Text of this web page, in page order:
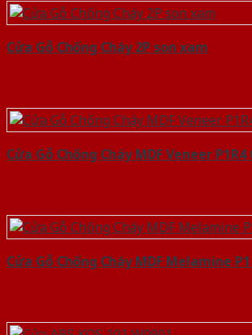
Cửa Gỗ Chống Cháy 2P son xam
Cửa Gỗ Chống Cháy MDF Veneer P1R4
Cửa Gỗ Chống Cháy MDF Melamine